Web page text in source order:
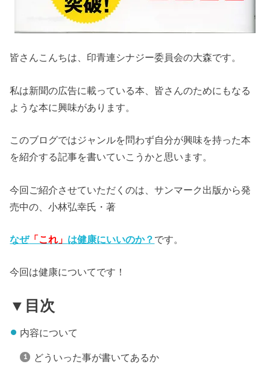
皆さんこんちは、印青連シナジー委員会の大森です。
私は新聞の広告に載っている本、皆さんのためにもなる
ような本に興味があります。
このブログではジャンルを問わず自分が興味を持った本
を紹介する記事を書いていこうかと思います。
今回ご紹介させていただくのは、サンマーク出版から発
売中の、小林弘幸氏・著
なぜ「これ」 は健康にいいのか？ です。
今回は健康についてです！
▼目次
内容について
どういった事が書いてあるか